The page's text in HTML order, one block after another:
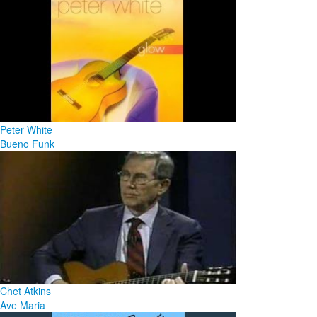
Peter White
Bueno Funk
Chet Atkins
Ave Maria